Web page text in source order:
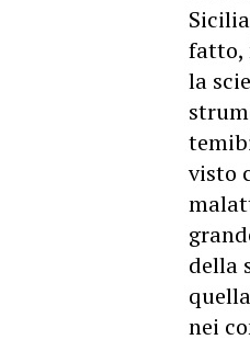
fatto,
la
visto
della
nei